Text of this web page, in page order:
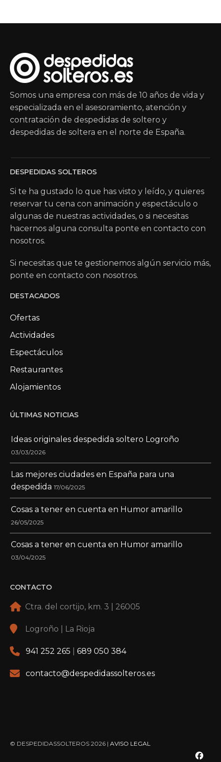
Somos una empresa con más de 10 años de vida y
especializada en el asesoramiento, atención y
contratación de despedidas de soltero y
despedidas de soltera en el norte de España.
DESPEDIDAS SOLTEROS
Si te ha gustado lo que has visto y leído, y quieres
reservar tu cena con animación y espectáculo o
algunas de nuestras actividades, o si necesitas
hacernos alguna consulta ponte en contacto con
nosotros.
Si necesitas que te gestionemos algún servicio más,
ponte en contacto con nosotros.
DESTACADOS
Ofertas
Actividades
Espectáculos
Restaurantes
Alojamientos
ÚLTIMAS NOTICIAS
Ideas originales despedida soltero Logroño
03/03/2026
Las mejores ciudades en España para una
despedida 17/06/2025
Cosas a tener en cuenta en Humor amarillo
26/05/2025
Cosas a tener en cuenta en Humor amarillo
03/04/2025
CONTACTO
Ctra. del cortijo, km. 3 | 26005
Logroño | La Rioja
941 252 265 689 050 384
contacto@despedidassolteros.es
© DESPEDIDASSOLTEROS 2026 | AVISO LEGAL